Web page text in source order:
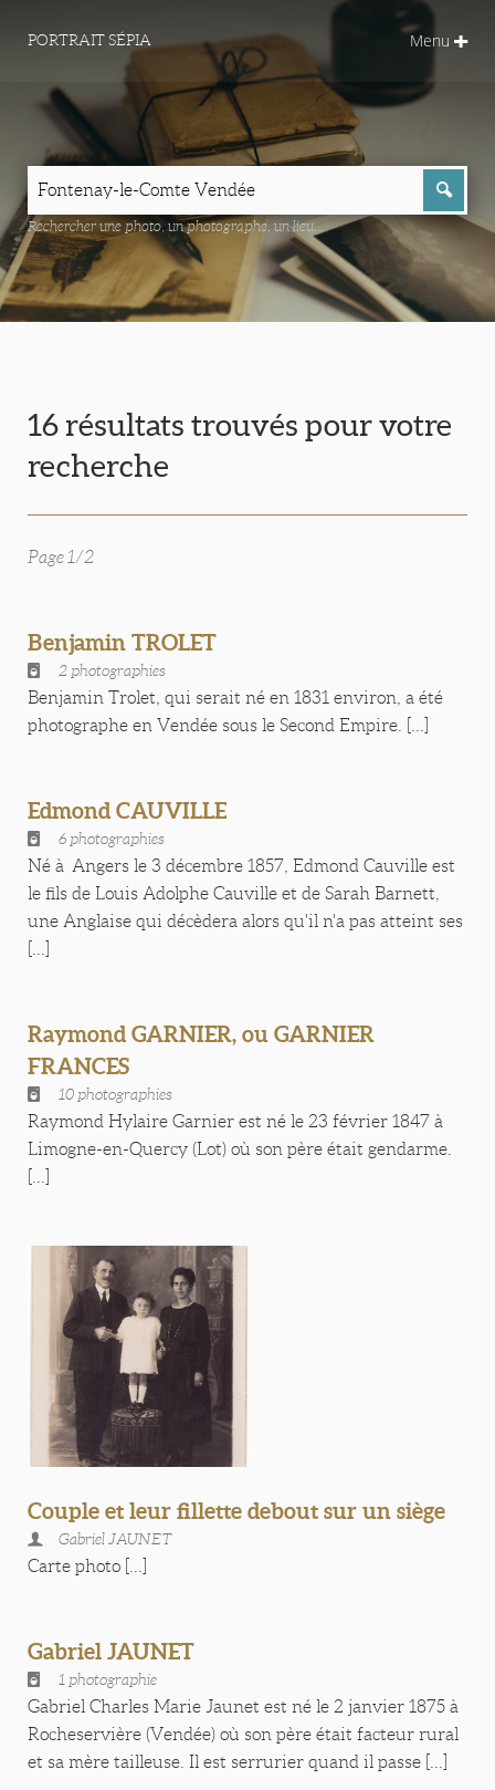
PORTRAIT SÉPIA Menu
Rechercher une photo, un photographe, un lieu...
16 résultats trouvés pour votre
recherche
Page 1/2
Benjamin TROLET
2 photographies
Benjamin Trolet, qui serait né en 1831 environ, a été
photographe en Vendée sous le Second Empire. [...]
Edmond CAUVILLE
6 photographies
Né à Angers le 3 décembre 1857, Edmond Cauville est
le fils de Louis Adolphe Cauville et de Sarah Barnett,
une Anglaise qui décèdera alors qu'il n'a pas atteint ses
Raymond GARNIER, ou GARNIER
FRANCES
10 photographies
Raymond Hylaire Garnier est né le 23 février 1847 à
Limogne-en-Quercy (Lot) où son père était gendarme.
Couple et leur fillette debout sur un siège
Gabriel JAUNET
Carte photo [...]
Gabriel JAUNET
1 photographie
Gabriel Charles Marie Jaunet est né le 2 janvier 1875 à
Rocheservière (Vendée) où son père était facteur rural
et sa mère tailleuse. Il est serrurier quand il passe [...]